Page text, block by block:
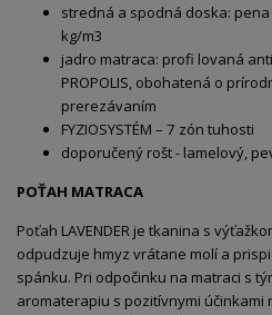
stredná a spodná doska: pena
kg/m3
jadro matraca: profi lovaná
PROPOLIS, obohatená o
prerezávaním
FYZIOSYSTÉM – 7 zón tuhosti
doporučený rošt - lamelový,
POŤAH MATRACA
Poťah LAVENDER je tkanina s
odpudzuje hmyz vrátane molí a
spánku. Pri odpočinku na matraci s
aromaterapiu s pozitívnymi účinkami